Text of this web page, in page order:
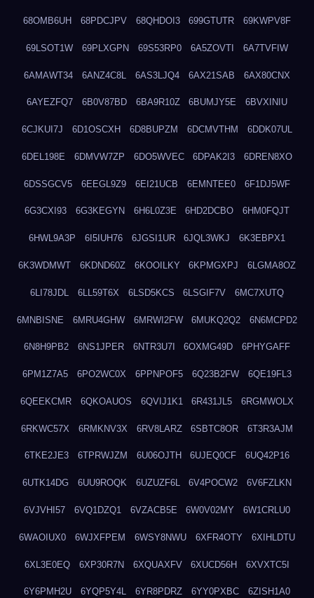
68OMB6UH 68PDCJPV 68QHDOI3 699GTUTR 69KWPV8F
69LSOT1W 69PLXGPN 69S53RP0 6A5ZOVTI 6A7TVFIW
6AMAWT34 6ANZ4C8L 6AS3LJQ4 6AX21SAB 6AX80CNX
6AYEZFQ7 6B0V87BD 6BA9R10Z 6BUMJY5E 6BVXINIU
6CJKUI7J 6D1OSCXH 6D8BUPZM 6DCMVTHM 6DDK07UL
6DEL198E 6DMVW7ZP 6DO5WVEC 6DPAK2I3 6DREN8XO
6DSSGCV5 6EEGL9Z9 6EI21UCB 6EMNTEE0 6F1DJ5WF
6G3CXI93 6G3KEGYN 6H6L0Z3E 6HD2DCBO 6HM0FQJT
6HWL9A3P 6I5IUH76 6JGSI1UR 6JQL3WKJ 6K3EBPX1
6K3WDMWT 6KDND60Z 6KOOILKY 6KPMGXPJ 6LGMA8OZ
6LI78JDL 6LL59T6X 6LSD5KCS 6LSGIF7V 6MC7XUTQ
6MNBISNE 6MRU4GHW 6MRWI2FW 6MUKQ2Q2 6N6MCPD2
6N8H9PB2 6NS1JPER 6NTR3U7I 6OXMG49D 6PHYGAFF
6PM1Z7A5 6PO2WC0X 6PPNPOF5 6Q23B2FW 6QE19FL3
6QEEKCMR 6QKOAUOS 6QVIJ1K1 6R431JL5 6RGMWOLX
6RKWC57X 6RMKNV3X 6RV8LARZ 6SBTC8OR 6T3R3AJM
6TKE2JE3 6TPRWJZM 6U06OJTH 6UJEQ0CF 6UQ42P16
6UTK14DG 6UU9ROQK 6UZUZF6L 6V4POCW2 6V6FZLKN
6VJVHI57 6VQ1DZQ1 6VZACB5E 6W0V02MY 6W1CRLU0
6WAOIUX0 6WJXFPEM 6WSY8NWU 6XFR4OTY 6XIHLDTU
6XL3E0EQ 6XP30R7N 6XQUAXFV 6XUCD56H 6XVXTC5I
6Y6PMH2U 6YQP5Y4L 6YR8PDRZ 6YY0PXBC 6ZISH1A0